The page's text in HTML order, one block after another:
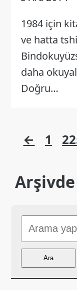
1984 için
ve hatta
daha
Doğru…
Yazı
← 1
Arşivde
Sitede
Ara
Ara